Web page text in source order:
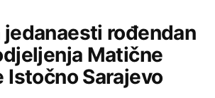
rođendan
Matične
Sarajevo